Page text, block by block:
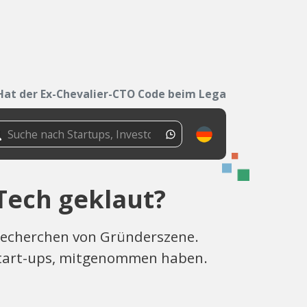
der Ex-Chevalier-CTO Code beim Legal Tech...
geklaut?
von Gründerszene.
ups, mitgenommen haben.